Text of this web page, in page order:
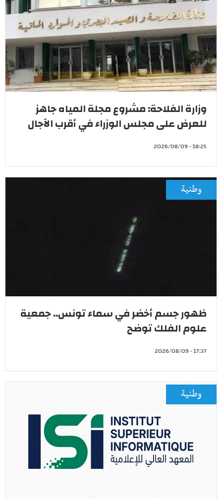
وزارة الفلاحة: مشروع مجلة المياه جاهز
للعرض على مجلس الوزراء في أقرب الآجال
18:25 - 2026/08/09
وطنية
ظهور جسم أخضر في سماء تونس.. جمعية
علوم الفلك توضح
17:37 - 2026/08/09
وطنية